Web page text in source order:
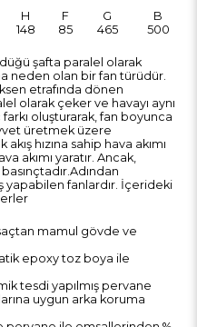
H F G
B
148 85 465 500
şafta paralel olarak
neden olan bir fan türüdür.
etrafında dönen
olarak çeker ve havayı aynı
farkı oluşturarak, fan boyunca
üretmek üzere
hızına sahip hava akımı
akımı yaratır. Ancak,
yapabilen fanlardır. İçerideki
mamul gövde ve
epoxy toz boya ile
tesdi yapılmış pervane
uygun arka koruma